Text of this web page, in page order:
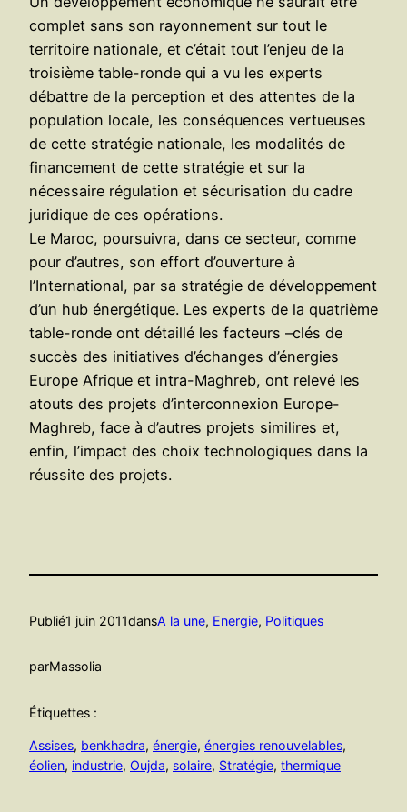
complet sans son rayonnement sur tout le
territoire nationale, et c’était tout l’enjeu de la
troisième table-ronde qui a vu les experts
débattre de la perception et des attentes de la
population locale, les conséquences vertueuses
de cette stratégie nationale, les modalités de
financement de cette stratégie et sur la
nécessaire régulation et sécurisation du cadre
juridique de ces opérations.
Le Maroc, poursuivra, dans ce secteur, comme
pour d’autres, son effort d’ouverture à
l’International, par sa stratégie de développement
d’un hub énergétique. Les experts de la quatrième
table-ronde ont détaillé les facteurs –clés de
succès des initiatives d’échanges d’énergies
Europe Afrique et intra-Maghreb, ont relevé les
atouts des projets d’interconnexion Europe-
Maghreb, face à d’autres projets similires et,
enfin, l’impact des choix technologiques dans la
réussite des projets.
Publié1 juin 2011dansA la une, Energie, Politiques
parMassolia
Étiquettes :
Assises, benkhadra, énergie, énergies renouvelables
éolien, industrie, Oujda, solaire, Stratégie, thermique